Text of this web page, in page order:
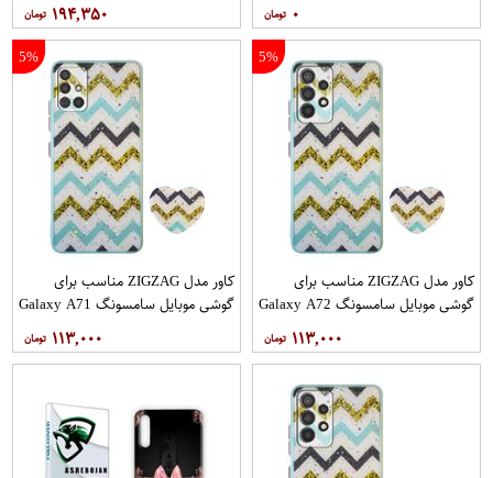
۰ ۱۹۴,۳۵۰
5%
کاور مدل ZIGZAG مناسب برای
گوشی موبایل سامسونگ Galaxy A72
۱۱۳,۰۰۰
5%
کاور مدل ZIGZAG مناسب برای
گوشی موبایل سامسونگ Galaxy A71
۱۱۳,۰۰۰